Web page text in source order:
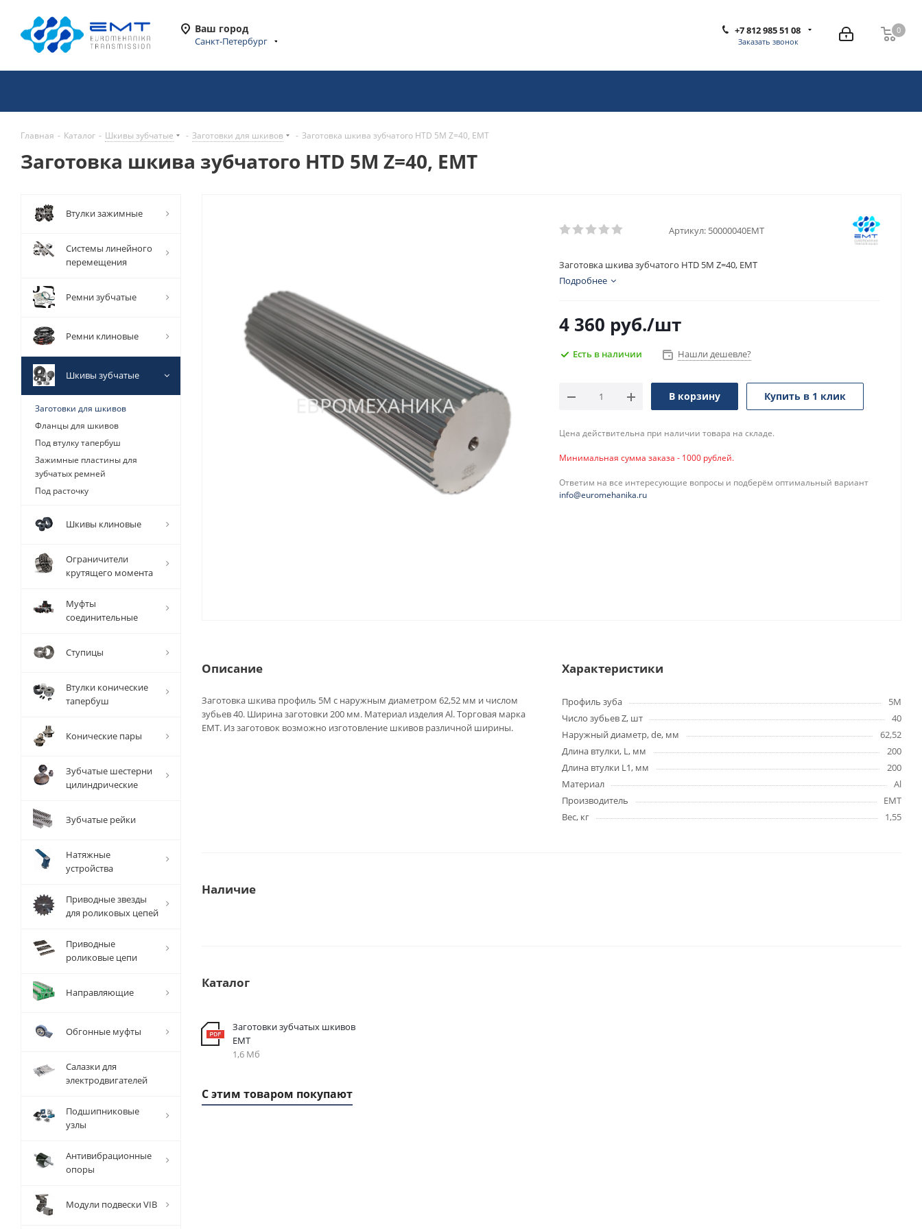
Ваш город
Санкт-Петербург
0
0
+7 812 985 51 08
Заказать звонок
Главная - Каталог - Шкивы зубчатые - Заготовки для шкивов - Заготовка шкива зубчатого HTD 5M Z=40, EMT
Заготовка шкива зубчатого HTD 5M Z=40, EMT
Артикул: 50000040EMT
Заготовка шкива зубчатого HTD 5M Z=40, EMT
Подробнее
4 360 руб./шт
Есть в наличии Нашли дешевле?
В корзину Купить в 1 клик
Цена действительна при наличии товара на складе.
Минимальная сумма заказа - 1000 рублей.
Ответим на все интересующие вопросы и подберём оптимальный вариант
info@euromehanika.ru
Описание
Заготовка шкива профиль 5M с наружным диаметром 62,52 мм и числом
зубьев 40. Ширина заготовки 200 мм. Материал изделия Al. Торговая марка
EMT. Из заготовок возможно изготовление шкивов различной ширины.
Характеристики
Профиль зуба
5M
Число зубьев Z, шт
40
Наружный диаметр, de, мм
62,52
Длина втулки, L, мм
200
Длина втулки L1, мм
200
Материал
Al
Производитель
EMT
Вес, кг
1,55
Наличие
Каталог
Заготовки зубчатых шкивов
EMT
1,6 Мб
С этим товаром покупают
Втулки зажимные
Системы линейного
перемещения
Ремни зубчатые
Ремни клиновые
Шкивы зубчатые
Заготовки для шкивов
Фланцы для шкивов
Под втулку тапербуш
Зажимные пластины для
зубчатых ремней
Под расточку
Шкивы клиновые
Ограничители
крутящего момента
Муфты
соединительные
Ступицы
Втулки конические
тапербуш
Конические пары
Зубчатые шестерни
цилиндрические
Зубчатые рейки
Натяжные
устройства
Приводные звезды
для роликовых цепей
Приводные
роликовые цепи
Направляющие
Обгонные муфты
Салазки для
электродвигателей
Подшипниковые
узлы
Антивибрационные
опоры
Модули подвески VIB